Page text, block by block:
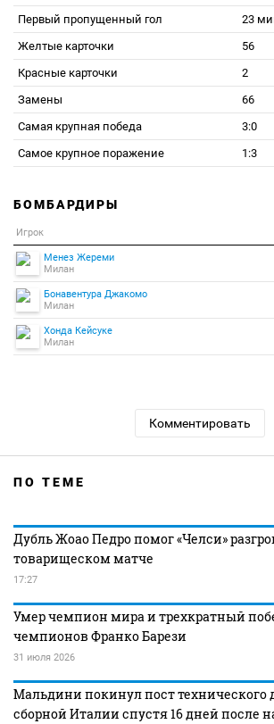
Первый пропущенный гол
23
Желтые карточки
56
Красные карточки
2
Замены
66
Самая крупная победа
3:0
Самое крупное поражение
1:3
БОМБАРДИРЫ
Игрок
Менез Жереми
Милан
Бонавентура Джакомо
Милан
Хонда Кейсуке
Милан
Комментировать
ПО ТЕМЕ
Дубль Жоао Педро помог «Челси»
товарищеском матче
17:27
Умер чемпион мира и трехкратный
чемпионов Франко Барези
31 июля 2026
Мальдини покинул пост технического
сборной Италии спустя 16 дней после